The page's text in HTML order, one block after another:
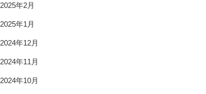
2025年2月
2025年1月
2024年12月
2024年11月
2024年10月